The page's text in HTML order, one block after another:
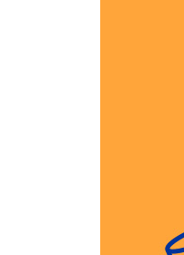
Part5. 서울
1. 권역별 아
① 동대문구
미만 서울
1. 서울 아파